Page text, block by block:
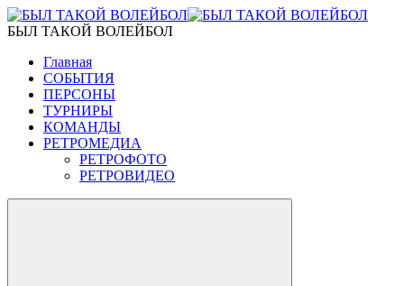
БЫЛ ТАКОЙ ВОЛЕЙБОЛ
Главная
СОБЫТИЯ
ПЕРСОНЫ
ТУРНИРЫ
КОМАНДЫ
РЕТРОМЕДИА
РЕТРОФОТО
РЕТРОВИДЕО